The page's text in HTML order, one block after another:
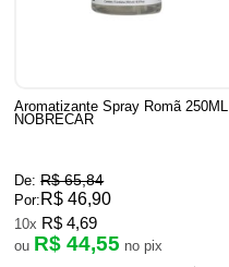
Aromatizante Spray Romã 250ML
NOBRECAR
De: R$ 65,84
Por: R$ 46,90
10x R$ 4,69
ou R$ 44,55 no pix